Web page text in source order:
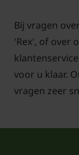
Meng bij het
goede
even diep als
geef royaal
wordt een
Bij vragen
'Rex', of over
voor u klaar.
vragen zeer